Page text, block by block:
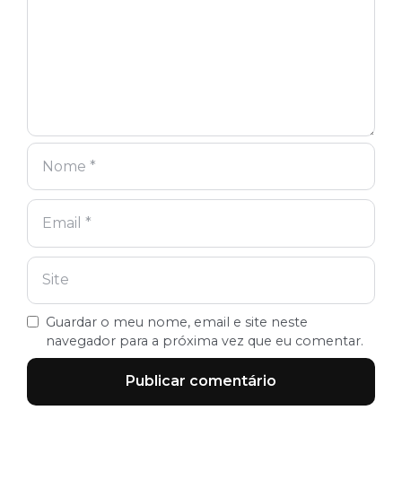
Guardar o meu nome, email e site neste
navegador para a próxima vez que eu comentar.